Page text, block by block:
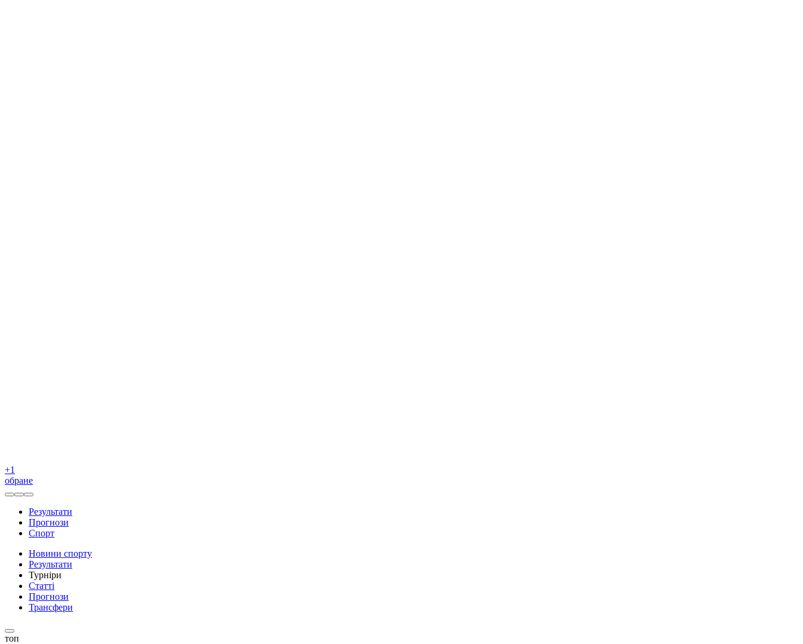
+1
обране
Результати
Прогнози
Спорт
Новини спорту
Результати
Турніри
Статті
Прогнози
Трансфери
топ